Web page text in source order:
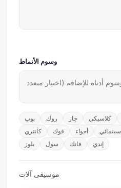
وسوم الأنماط
بوب روك جاز كلاسيكي
كانتري
فوك أجواء سينمائي
بلوز
سول فانك إندي
موسيقى آلات